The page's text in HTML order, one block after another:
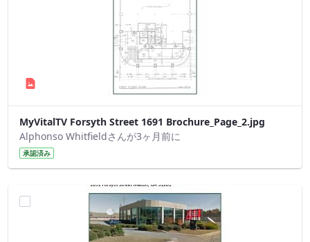
MyVitalTV Forsyth Street 1691 Brochure_Page_2.jpg
Alphonso Whitfieldさんが3ヶ月前に
承認済み